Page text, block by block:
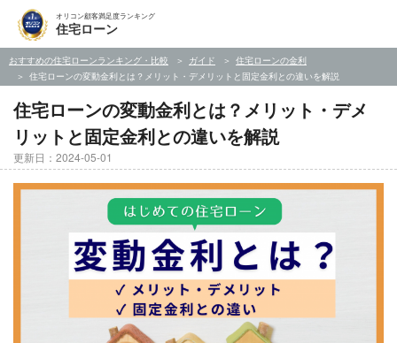
オリコン顧客満足度ランキング
住宅ローン
おすすめの住宅ローンランキング・比較 ガイド
住宅ローンの金利
住宅ローンの変動金利とは？メリット・デメリットと固定金利との違いを解説
住宅ローンの変動金利とは？メリット・デメ
リットと固定金利との違いを解説
更新日：2024-05-01